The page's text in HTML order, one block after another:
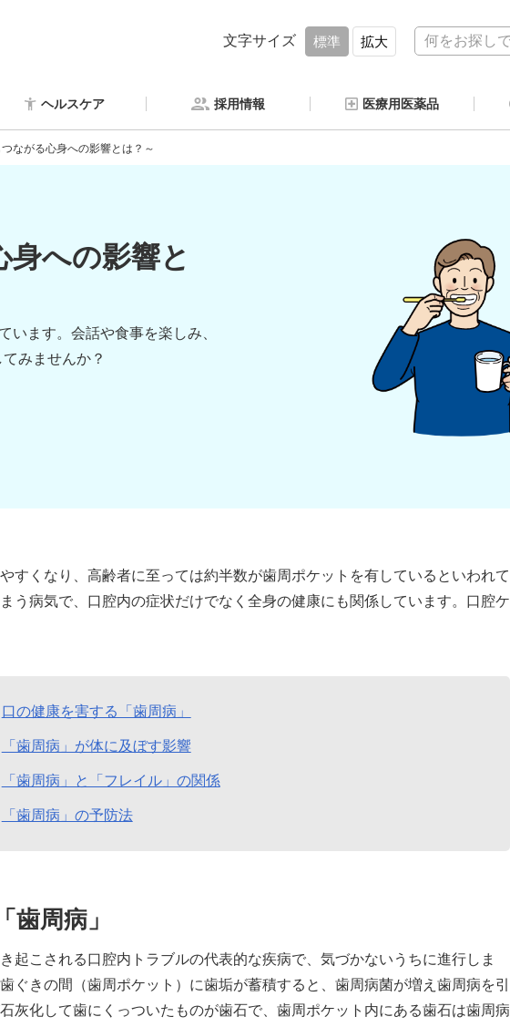
文字サイズ 標準 拡大
ヘルスケア 採用情報 医療用医薬品
ながる心身への影響とは？～
への影響と
います。会話や食事を楽しみ、
みませんか？
すくなり、高齢者に至っては約半数が歯周ポケットを有しているといわれて
う病気で、口腔内の症状だけでなく全身の健康にも関係しています。口腔ケ
口の健康を害する「歯周病」
「歯周病」が体に及ぼす影響
「歯周病」と「フレイル」の関係
「歯周病」の予防法
歯周病」
起こされる口腔内トラブルの代表的な疾病で、気づかないうちに進行しま
ぐきの間（歯周ポケット）に歯垢が蓄積すると、歯周病菌が増え歯周病を引
灰化して歯にくっついたものが歯石で、歯周ポケット内にある歯石は歯周病